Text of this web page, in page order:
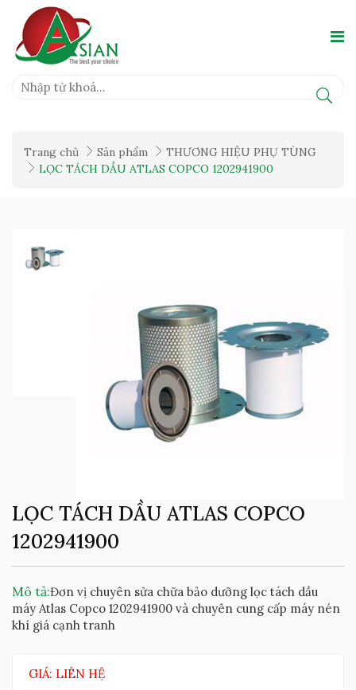
Trang chủ Sản phẩm
THƯƠNG HIỆU PHỤ TÙNG
LỌC TÁCH DẦU ATLAS COPCO 1202941900
LỌC TÁCH DẦU ATLAS COPCO
1202941900
Mô tả:Đơn vị chuyên sửa chữa bảo dưỡng lọc tách dầu
máy Atlas Copco 1202941900 và chuyên cung cấp máy nén
khí giá cạnh tranh
GIÁ: LIÊN HỆ